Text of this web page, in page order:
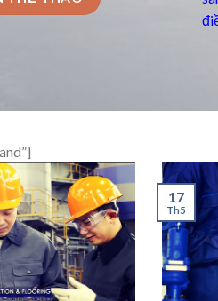
17
Th5